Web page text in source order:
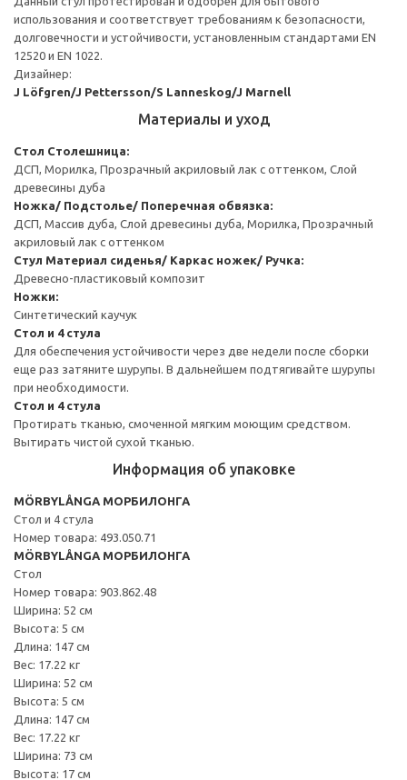
использования и соответствует требованиям к безопасности,
долговечности и устойчивости, установленным стандартами EN
12520 и EN 1022.
Дизайнер:
J Löfgren/J Pettersson/S Lanneskog/J Marnell
Материалы и уход
Стол Столешница:
ДСП, Морилка, Прозрачный акриловый лак с оттенком, Слой
древесины дуба
Ножка/ Подстолье/ Поперечная обвязка:
ДСП, Массив дуба, Слой древесины дуба, Морилка, Прозрачный
акриловый лак с оттенком
Стул Материал сиденья/ Каркас ножек/ Ручка:
Древесно-пластиковый композит
Ножки:
Синтетический каучук
Стол и 4 стула
Для обеспечения устойчивости через две недели после сборки
еще раз затяните шурупы. В дальнейшем подтягивайте шурупы
при необходимости.
Стол и 4 стула
Протирать тканью, смоченной мягким моющим средством.
Вытирать чистой сухой тканью.
Информация об упаковке
MÖRBYLÅNGA МОРБИЛОНГА
Стол и 4 стула
Номер товара: 493.050.71
MÖRBYLÅNGA МОРБИЛОНГА
Стол
Номер товара: 903.862.48
Ширина: 52 см
Высота: 5 см
Длина: 147 см
Вес: 17.22 кг
Ширина: 52 см
Высота: 5 см
Длина: 147 см
Вес: 17.22 кг
Ширина: 73 см
Высота: 17 см